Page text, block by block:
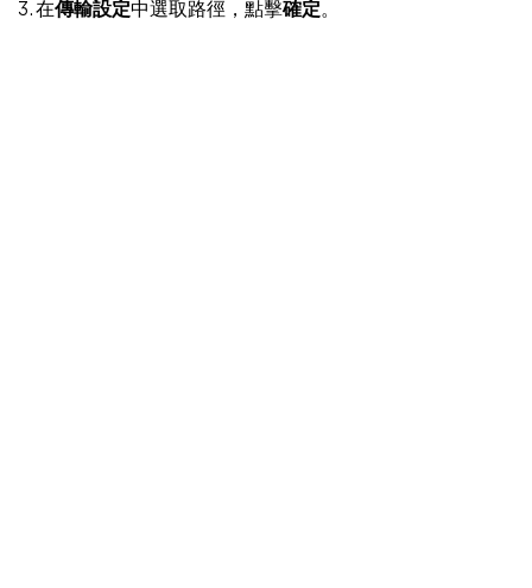
3. 在傳輸設定中選取路徑，點擊確定。